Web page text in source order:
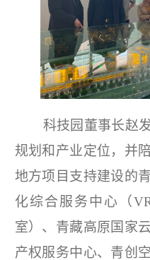
科技园董事长赵
规划和产业定位， 并
地方项目支持建设的
化综合服务中心（
室）、青藏高原国家
产权服务中心、 青创